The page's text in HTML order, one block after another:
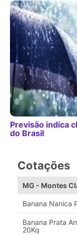
Previsão indica
do Brasil
Cotações
MG - Montes
Banana Nanica
Banana Prata
20Kg